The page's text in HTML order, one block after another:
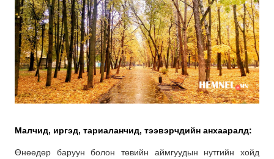
Малчид, иргэд, тариаланчид, тээвэрчдийн анхааралд:
Өнөөдөр баруун болон төвийн аймгуудын нутгийн хойд